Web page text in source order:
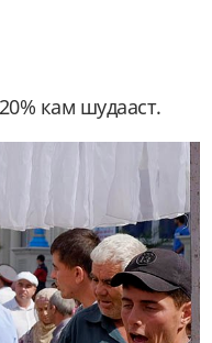
кам шудааст.